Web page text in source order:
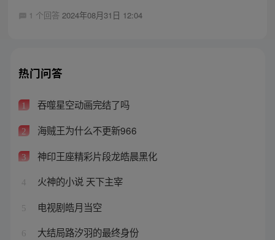
1 个回答 2024年08月31日 12:04
热门问答
1 吞噬星空动画完结了吗
2 海贼王为什么不更新966
3 神印王座精彩片段龙皓晨黑化
4 火神的小说 天下主宰
5 电视剧皓月当空
6 大结局路汐羽的最终身份